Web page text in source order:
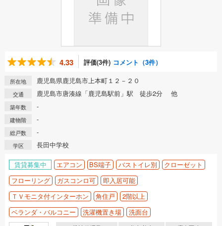
4.33 評価(3件) コメント（3件）
所在地 鹿児島県鹿児島市上本町１２－２０
交通 鹿児島市唐湊線「鹿児島駅前」駅 徒歩2分 他
築年数 -
建物階 -
総戸数 -
学区 長田中学校
賃貸募集中 エアコン BS端子 バストイレ別
クローゼット
フローリング
ガスコンロ可
即入居可能
ＴＶモニタ付インターホン
角住戸
2階以上
ベランダ・バルコニー
洗濯機置き場 洗面台